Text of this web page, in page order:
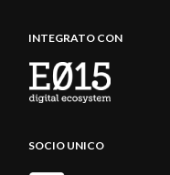
INTEGRATO CON
SOCIO UNICO